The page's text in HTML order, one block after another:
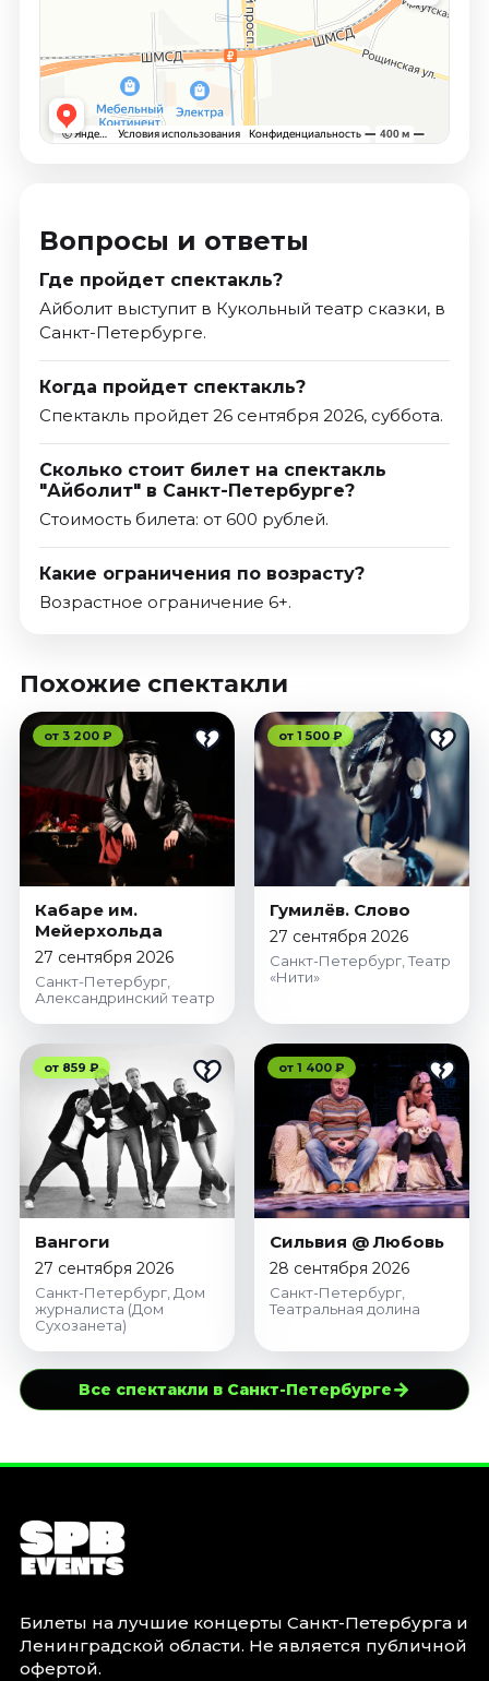
Вопросы и ответы
Где пройдет спектакль?
Айболит выступит в Кукольный театр сказки, в
Санкт-Петербурге.
Когда пройдет спектакль?
Спектакль пройдет 26 сентября 2026, суббота.
Сколько стоит билет на спектакль
"Айболит" в Санкт-Петербурге?
Стоимость билета: от 600 рублей.
Какие ограничения по возрасту?
Возрастное ограничение 6+.
Похожие спектакли
от 3 200 ₽
Кабаре им.
Мейерхольда
27 сентября 2026
Санкт-Петербург,
Александринский театр
от 1 500 ₽
Гумилёв. Слово
27 сентября 2026
Санкт-Петербург, Театр
«Нити»
от 859 ₽
Вангоги
27 сентября 2026
Санкт-Петербург, Дом
журналиста (Дом
Сухозанета)
от 1 400 ₽
Сильвия @ Любовь
28 сентября 2026
Санкт-Петербург,
Театральная долина
Все спектакли в Санкт-Петербурге→
Билеты на лучшие концерты Санкт-Петербурга и
Ленинградской области. Не является публичной
офертой.